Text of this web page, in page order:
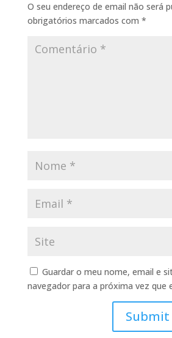
O seu endereço de email não será
obrigatórios marcados com *
Guardar o meu nome, email e
navegador para a próxima vez que